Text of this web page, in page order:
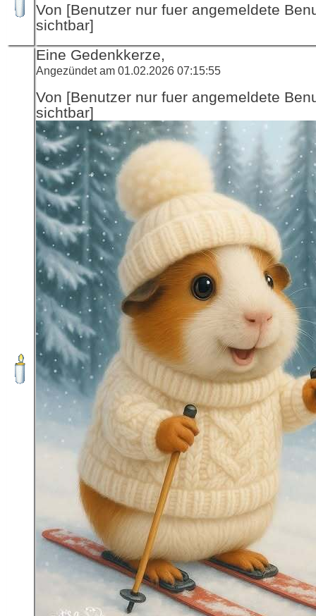
Von [Benutzer nur fuer angemeldete
sichtbar]
Eine Gedenkkerze,
Angezündet am 01.02.2026 07:15:55
Von [Benutzer nur fuer angemeldete
sichtbar]